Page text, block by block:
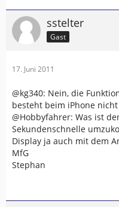
sstelter
Gast
17. Juni 2011
@kg340: Nein, die
besteht beim iPhone nicht
@Hobbyfahrer: Was ist
Sekundenschnelle
Display ja auch mit dem
MfG
Stephan